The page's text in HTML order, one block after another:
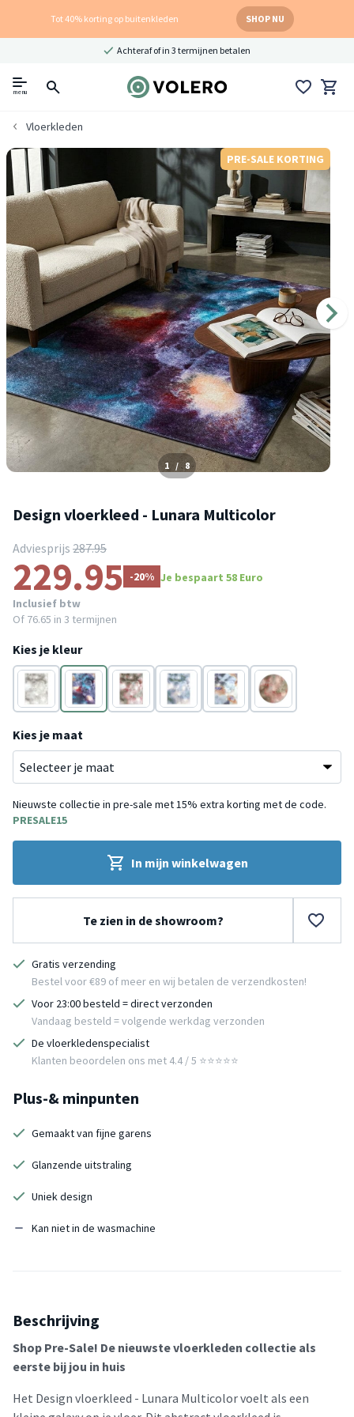
Tot 40% korting op buitenkleden SHOP NU
Achteraf of in 3 termijnen betalen
menu
Vloerkleden
PRE-SALE KORTING
1 / 8
Design vloerkleed - Lunara Multicolor
Adviesprijs 287.95
229.95 -20% Je bespaart 58 Euro
Inclusief btw
Of 76.65 in 3 termijnen
Kies je kleur
Taupe MulticolorRood Grijs Paars
Rood
Kies je maat
Nieuwste collectie in pre-sale met 15% extra korting met de code.
PRESALE15
In mijn winkelwagen
Te zien in de showroom?
Gratis verzending
Bestel voor €89 of meer en wij betalen de verzendkosten!
Voor 23:00 besteld = direct verzonden
Vandaag besteld = volgende werkdag verzonden
De vloerkledenspecialist
Klanten beoordelen ons met 4.4 / 5 ⭐⭐⭐⭐⭐
Plus-& minpunten
Gemaakt van fijne garens
Glanzende uitstraling
Uniek design
Kan niet in de wasmachine
Beschrijving
Shop Pre-Sale! De nieuwste vloerkleden collectie als
eerste bij jou in huis
Het Design vloerkleed - Lunara Multicolor voelt als een